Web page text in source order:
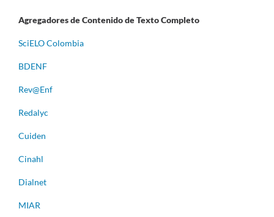
Agregadores de Contenido de Texto Completo
SciELO Colombia
BDENF
Rev@Enf
Redalyc
Cuiden
Cinahl
Dialnet
MIAR